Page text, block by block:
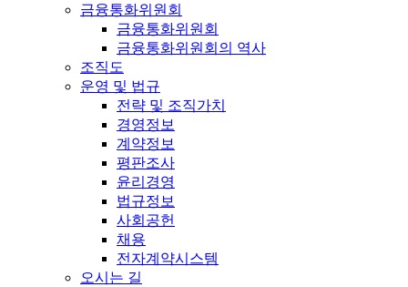
금융통화위원회
금융통화위원회
금융통화위원회의 역사
조직도
운영 및 법규
전략 및 조직가치
경영정보
계약정보
평판조사
윤리경영
법규정보
사회공헌
채용
전자계약시스템
오시는 길